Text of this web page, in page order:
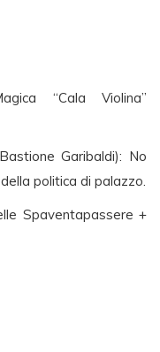
“Cala Violina”
Garibaldi): No
politica di palazzo.
Spaventapassere +